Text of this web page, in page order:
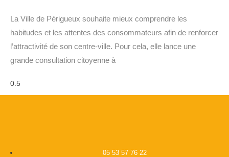
La Ville de Périgueux souhaite mieux comprendre les
habitudes et les attentes des consommateurs afin de renforcer
l’attractivité de son centre-ville. Pour cela, elle lance une
grande consultation citoyenne à
05 53 57 76 22